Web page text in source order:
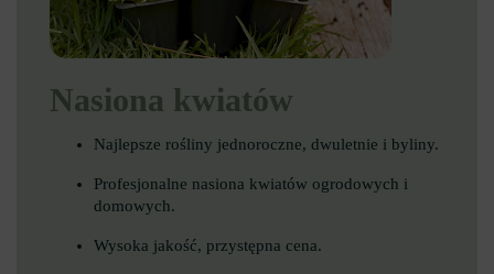
Nasiona kwiatów
Najlepsze rośliny jednoroczne, dwuletnie i byliny.
Profesjonalne nasiona kwiatów ogrodowych i
domowych.
Wysoka jakość, przystępna cena.